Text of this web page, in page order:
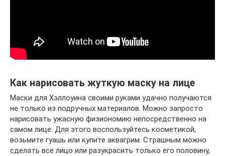
Как нарисовать жуткую маску на лице
Маски для Хэллоуина своими руками удачно получаются
не только из подручных материалов. Можно запросто
нарисовать ужасную физиономию непосредственно на
самом лице. Для этого воспользуйтесь косметикой,
возьмите гуашь или купите аквагрим. Страшным можно
сделать все лицо или разукрасить только его половину,